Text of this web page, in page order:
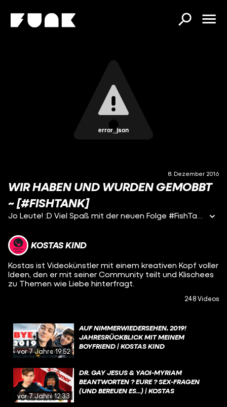
error_json
8. Dezember 2016
WIR HABEN UND WURDEN GEMOBBT
~ [#FISHTANK]
Jo Leute! :D Viel Spaß mit der neuen Folge #FishTank! :D Vielen Dank an DIESERPAN, dass er mich unterstützt hat! :D Checkt seinen Channel mal aus: DieserPan: https://www.youtube.com/dieserpan ------------------------------------------ Videos aus der EndCard: Creators Commentary #FinalClash Ep. 02: https://www.youtube.com/watch?v=H44_uRw-ytQ #FinalClash Ep. 02: https://www.youtube.com/watch?v=sRXfgnF2PG0&t ------------------------------------------ Music by Friedrich Habetlerhttps: //www.youtube.com/CodyGameMusic ------------------------------------------ Impressum Seit dem 01.10.2016 ist #FishTank ein Angebot von funk. funk ist ein Gemeinschaftsangebot der Arbeitsgemeinschaft der Rundfunkanstalten der Bundesrepublik Deutschland (ARD) und des Zweiten Deutschen Fernsehens (ZDF).
KOSTAS KIND
Kostas ist Videokünstler mit einem kreativen Kopf voller
Ideen, den er mit seiner Community teilt und Klischees
zu Themen wie Liebe hinterfragt.
248 Videos
vor 7 Jahren19:52
AUF NIMMERWIEDERSEHEN, 2019!
JAHRESRÜCKBLICK MIT MEINEM
BOYFRIEND | KOSTAS KIND
vor 7 Jahren12:33
DR. GAY JESUS & YAOI-MYRIAM
BEANTWORTEN ? EURE ? SEX-FRAGEN
(UND BEREUEN ES...) | KOSTAS